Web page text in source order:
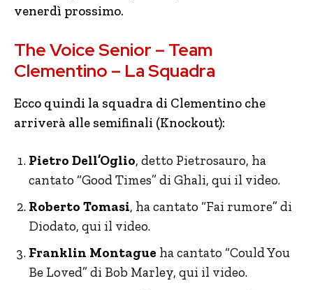
venerdì prossimo.
The Voice Senior – Team
Clementino – La Squadra
Ecco quindi la squadra di Clementino che
arriverà alle semifinali (Knockout):
Pietro Dell’Oglio, detto Pietrosauro, ha
cantato “Good Times” di Ghali, qui il video.
Roberto Tomasi, ha cantato “Fai rumore” di
Diodato, qui il video.
Franklin Montague ha cantato “Could You
Be Loved” di Bob Marley, qui il video.